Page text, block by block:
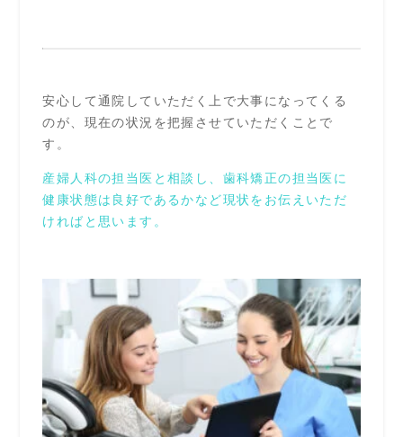
安心して通院していただく上で大事になってくる
のが、現在の状況を把握させていただくことで
す。
産婦人科の担当医と相談し、歯科矯正の担当医に
健康状態は良好であるかなど現状をお伝えいただ
ければと思います。